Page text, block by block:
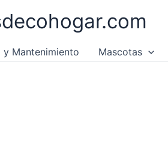
y Mantenimiento Mascotas